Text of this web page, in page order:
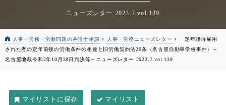
ニューズレター 2023.7.vol.139
人事・労務・労働問題の弁護士相談 > 人事・労務ニューズレター >
定年後再雇用
された者の定年前後の労働条件の相違と旧労働契約法20条（名古屋自動車学校事件）
～
名古屋地裁令和2年10月28日判決等～ニューズレター 2023.7.vol.139
マイリスト